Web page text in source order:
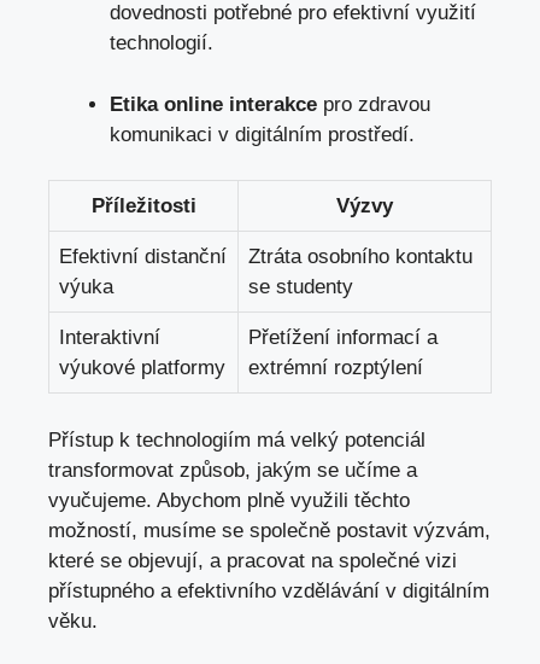
dovednosti‍ potřebné pro efektivní využití
technologií.
Etika⁢ online interakce pro zdravou
komunikaci v ​digitálním prostředí.
Příležitosti Výzvy
Efektivní distanční
výuka
Ztráta ⁣osobního kontaktu
⁣se studenty
Interaktivní⁢
výukové ⁣platformy
Přetížení informací a
extrémní rozptýlení
Přístup k technologiím má⁢ velký ‍potenciál
transformovat⁢ způsob, jakým se učíme a
vyučujeme. Abychom ⁣plně využili těchto
možností, musíme se společně postavit výzvám,
​které se⁢ objevují, a pracovat na⁣ společné vizi
přístupného a efektivního vzdělávání v⁤ digitálním⁤
věku.